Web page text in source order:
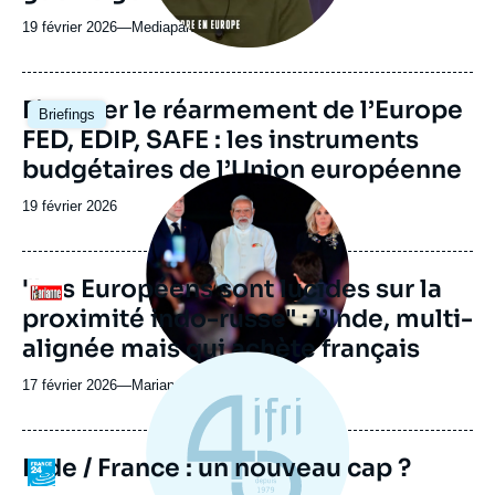
19 février 2026—Nom
journal,
ou
émission
Mediapart
Briefings
Image
principale
Financer le réarmement de l’Europe
FED, EDIP, SAFE : les instruments
budgétaires de l’Union européenne
Date
publication
19 février 2026
Logo
Image
principale
médiatique
"Les Européens sont lucides sur la
proximité indo-russe" : l’Inde, multi-
alignée mais qui achète français
17 février 2026—Nom
journal,
ou
Marianne
Logo
Inde / France : un nouveau cap ?